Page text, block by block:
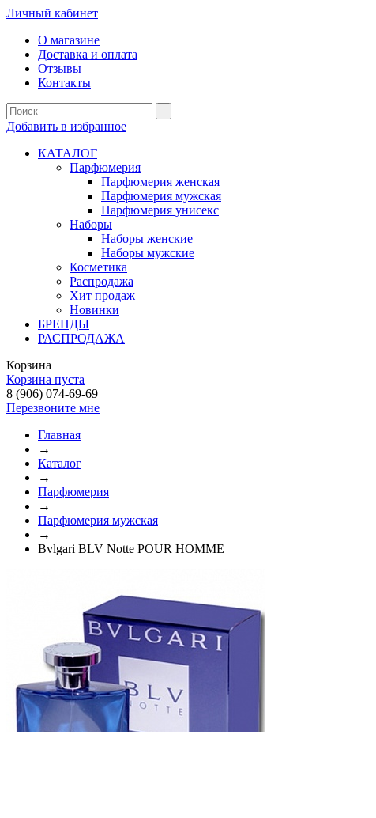
Личный кабинет
О магазине
Доставка и оплата
Отзывы
Контакты
Добавить в избранное
КАТАЛОГ
Парфюмерия
Парфюмерия женская
Парфюмерия мужская
Парфюмерия унисекс
Наборы
Наборы женские
Наборы мужские
Косметика
Распродажа
Хит продаж
Новинки
БРЕНДЫ
РАСПРОДАЖА
Корзина
Корзина пуста
8 (906) 074-69-69
Перезвоните мне
Главная
→
Каталог
→
Парфюмерия
→
Парфюмерия мужская
→
Bvlgari BLV Notte POUR HOMME